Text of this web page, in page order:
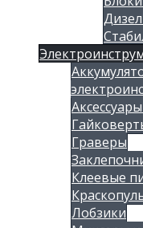
Граверы
Клеевые
Лобзики